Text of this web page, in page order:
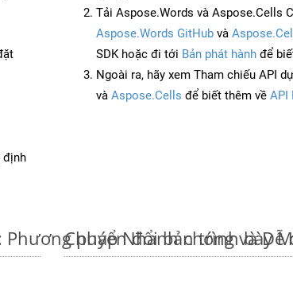
định
Tải Aspose.Words và Aspose.Cells
Aspose.Words GitHub và
SDK hoặc đi tới Bản phát hành để
Ngoài ra, hãy xem Tham chiếu API
và Aspose.Cells để biết thêm về API
pháp Nhanh chóng và Dễ
Chuyển đổi bản trình bày